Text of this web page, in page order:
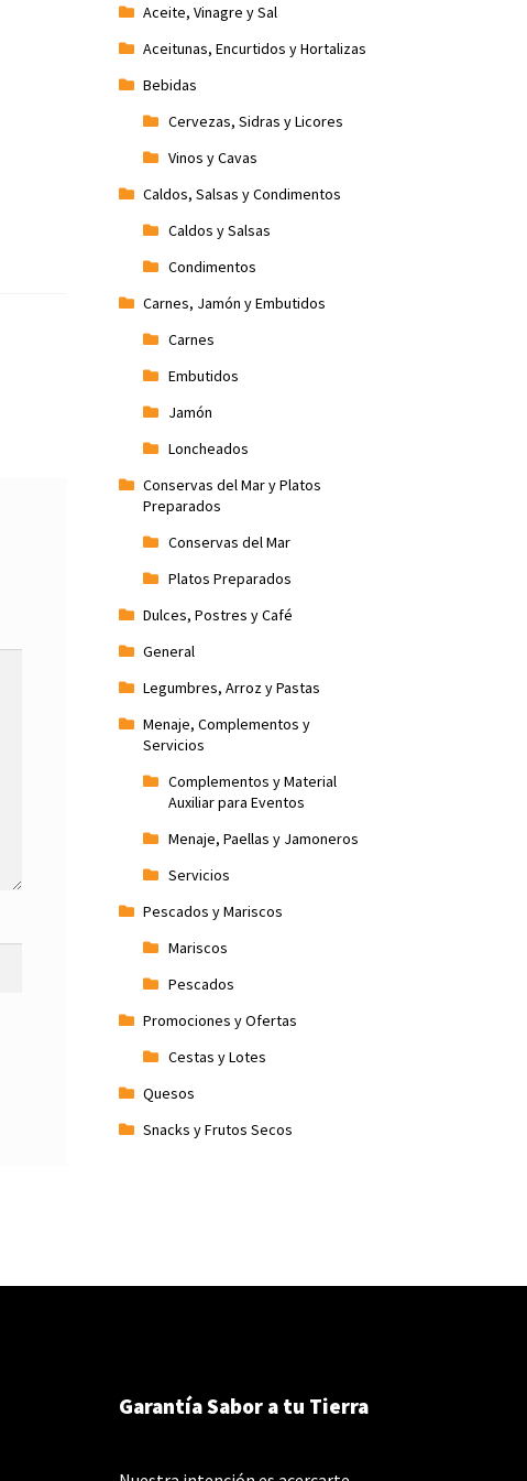
Aceite, Vinagre y Sal
Aceitunas, Encurtidos y Hortalizas
Bebidas
Cervezas, Sidras y Licores
Vinos y Cavas
Caldos, Salsas y Condimentos
Caldos y Salsas
Condimentos
Carnes, Jamón y Embutidos
Carnes
Embutidos
Jamón
Loncheados
Conservas del Mar y Platos
Preparados
Conservas del Mar
Platos Preparados
Dulces, Postres y Café
General
Legumbres, Arroz y Pastas
Menaje, Complementos y
Servicios
Complementos y Material
Auxiliar para Eventos
Menaje, Paellas y Jamoneros
Servicios
Pescados y Mariscos
Mariscos
Pescados
Promociones y Ofertas
Cestas y Lotes
Quesos
Snacks y Frutos Secos
Garantía Sabor a tu Tierra